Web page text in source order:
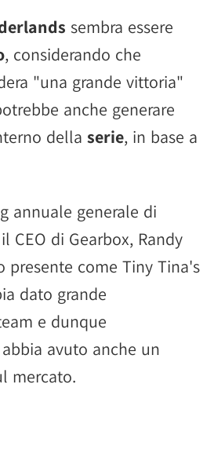
sembra essere
, considerando che
"una grande vittoria"
anche generare
della serie, in base a
annuale generale di
CEO di Gearbox, Randy
presente come Tiny Tina's
dato grande
e dunque
avuto anche un
mercato.